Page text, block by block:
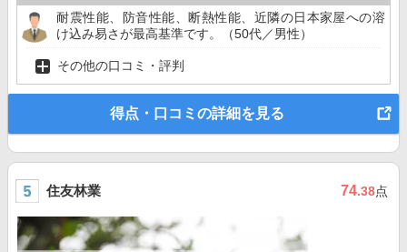
耐震性能、防音性能、断熱性能、近隣の日本家屋への溶
け込み易さが最高基準です。（50代／男性）
その他の口コミ・評判
得点・口コミの詳細を見る
住友林業 74.38点